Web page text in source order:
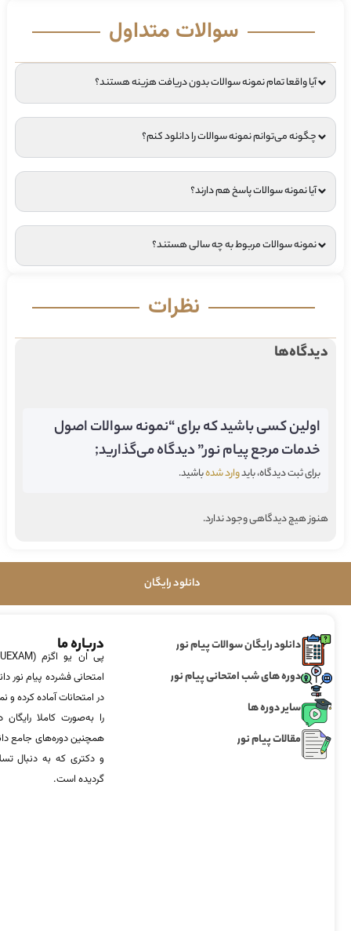
سوالات متداول
آیا واقعا تمام نمونه سوالات بدون دریافت هزینه هستند؟
چگونه می‌توانم نمونه سوالات را دانلود کنم؟
آیا نمونه سوالات پاسخ هم دارند؟
نمونه سوالات مربوط به چه سالی هستند؟
نظرات
دیدگاه‌ها
اولین کسی باشید که برای “نمونه سوالات اصول
خدمات مرجع پیام نور” دیدگاه می‌گذارید;
برای ثبت دیدگاه، بایدوارد شدهباشید.
هنوز هیچ دیدگاهی وجود ندارد.
دانلود رایگان
دانلود رایگان سوالات پیام نور
دوره های شب امتحانی پیام نور
سایر دوره ها
مقالات پیام نور
درباره ما
امتحانی فشرده پیام نور
در امتحانات آماده‌ کرده
را به‌صورت کاملا
همچنین دوره‌های جامع
و دکتری که به دنبال
گردیده است.